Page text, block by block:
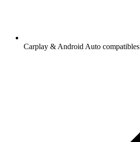
Carplay & Android Auto compatibles